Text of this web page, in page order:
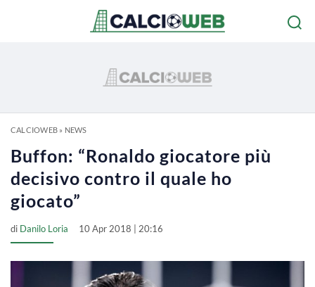
CALCIOWEB» NEWS
Buffon: “Ronaldo giocatore più
decisivo contro il quale ho
giocato”
di Danilo Loria 10 Apr 2018 | 20:16